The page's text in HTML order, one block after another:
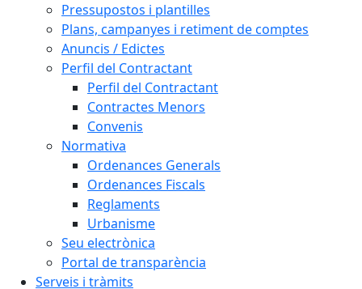
Pressupostos i plantilles
Plans, campanyes i retiment de comptes
Anuncis / Edictes
Perfil del Contractant
Perfil del Contractant
Contractes Menors
Convenis
Normativa
Ordenances Generals
Ordenances Fiscals
Reglaments
Urbanisme
Seu electrònica
Portal de transparència
Serveis i tràmits